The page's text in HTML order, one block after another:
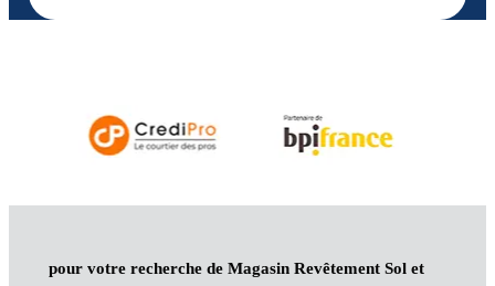
pour votre recherche de Magasin Revêtement Sol et